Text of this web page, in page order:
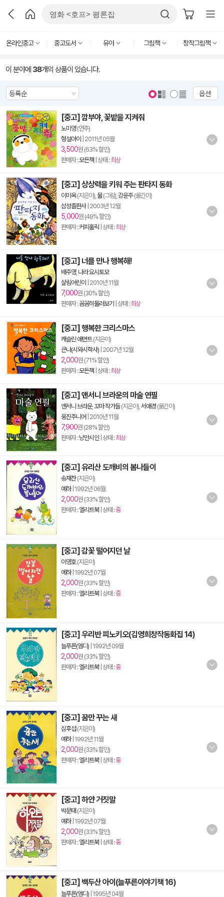
온라인중고 중고도서 유아 그림책 창작그림책
이 분야에 38개의 상품이 있습니다.
옵션
[중고] 깜부야, 꽃밭을 지켜줘
노미영(연주)
형설아이
2011년 05월
3,500원 (63% 할인)
판매자 :모든책 | 상태 :최상
[중고] 상상력을 키워 주는 판타지 동화
이미옥(지은이), 물(그림), 강윤주(옮긴이)
삼성출판사| 2003년 12월
5,000원 (49% 할인)
판매자 :커피홀릭 | 상태 :최상
[중고] 너를 만나 행복해!
배주영, 나라 요시토모
살림어린이
2010년 11월
7,000원 (30% 할인)
판매자 :꼼꼼히둘러보기 | 상태 :최상
[중고] 행복한 크리스마스
캐슬린 애먼트(지은이)
큰나(시와시학사) 2007년 12월
2,000원 (71% 할인)
판매자 :모든책 | 상태 :최상
[중고] 앤서니 브라운의 마술 연필
앤서니 브라운,꼬마 작가들(지은이), 서애경 (옮긴이)
웅진주니어 2010년 11월
7,900원 (28% 할인)
판매자 :낭만시인 | 상태 :최상
[중고] 유리산 도깨비의 봄나들이
송재찬(지은이)
예하| 1992년 06월
2,000원 (33% 할인)
판매자 :엘리트북| 상태 :중
[중고] 감꽃 떨어지던 날
이영호(지은이)
예하| 1992년 07월
2,000원 (33% 할인)
판매자 :엘리트북| 상태 :중
[중고] 우리반 피노키오(김영희창작동화집 14)
늘푸른(엠디) 1992년 09월
2,000원 (33% 할인)
판매자 :엘리트북| 상태 :중
[중고] 꿈만 꾸는 새
심후섭(지은이)
예하| 1992년 11월
2,000원 (33% 할인)
판매자 :엘리트북| 상태 :중
[중고] 하얀 거짓말
박문태 (지은이)
예하| 1992년 07월
2,000원 (33% 할인)
판매자 :엘리트북| 상태 :중
[중고] 백두산 아이(늘푸른이야기책 16)
늘푸른(엠디) 1995년 04월